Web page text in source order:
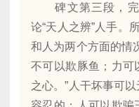
碑文第三段，完
论“天人之辨”人手。
和人为两个方面的情
不可以欺豚鱼；力可
之心。”人干坏事可